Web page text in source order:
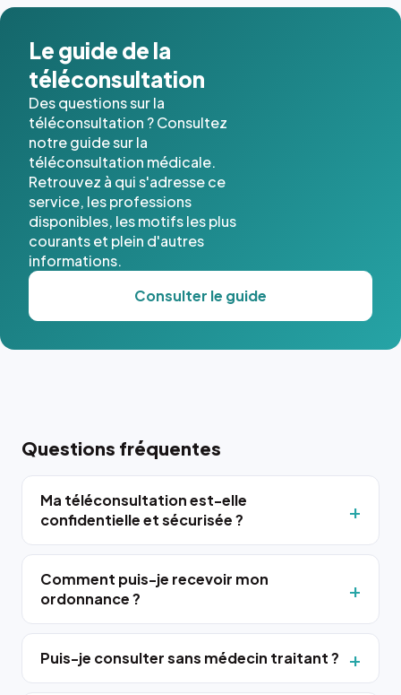
cas. #}
Le guide de la
téléconsultation
Des questions sur la
téléconsultation ? Consultez
notre guide sur la
téléconsultation médicale.
Retrouvez à qui s'adresse ce
service, les professions
disponibles, les motifs les plus
courants et plein d'autres
informations.
Consulter le guide
Questions fréquentes
Ma téléconsultation est-elle
confidentielle et sécurisée ?
Comment puis-je recevoir mon
ordonnance ?
Puis-je consulter sans médecin traitant ?